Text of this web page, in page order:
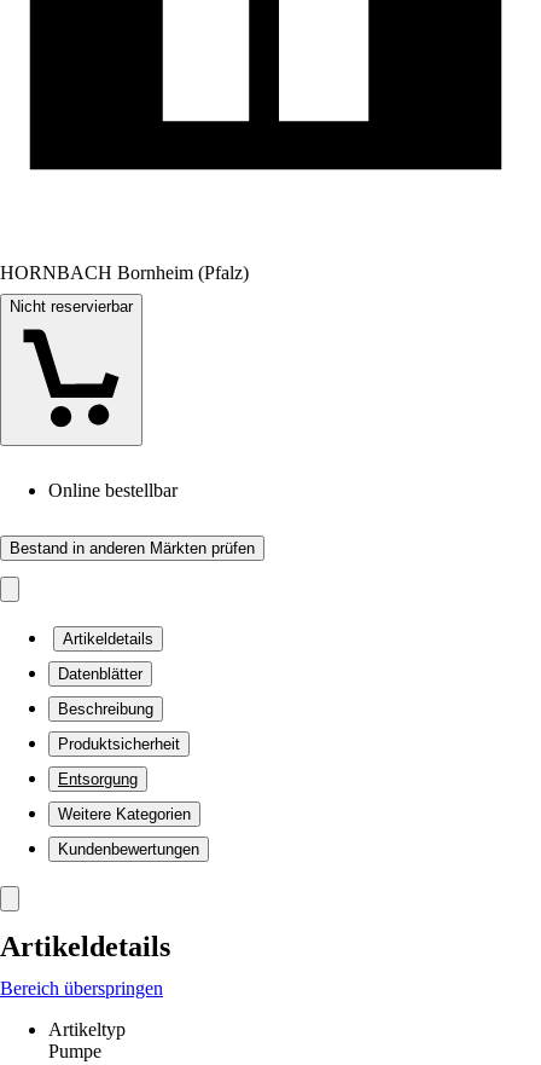
HORNBACH Bornheim (Pfalz)
Nicht reservierbar
Online bestellbar
Bestand in anderen Märkten prüfen
Artikeldetails
Datenblätter
Beschreibung
Produktsicherheit
Entsorgung
Weitere Kategorien
Kundenbewertungen
Artikeldetails
Bereich überspringen
Artikeltyp
Pumpe